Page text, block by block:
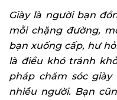
Giày là người bạn
mỗi chặng đường,
bạn xuống cấp, hư
là điều khó tránh
pháp chăm sóc
nhiều người. Bạn